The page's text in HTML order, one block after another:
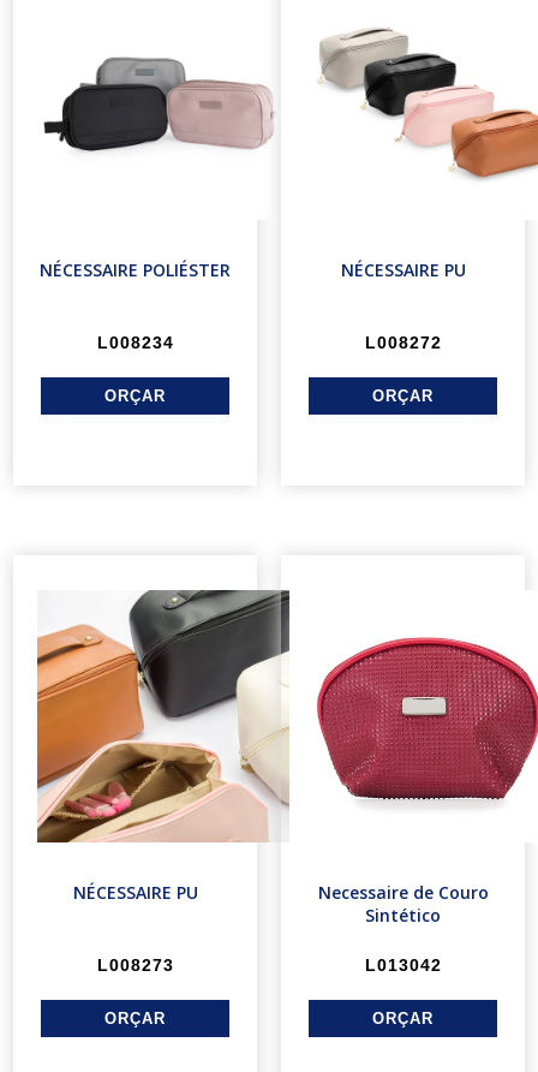
NÉCESSAIRE POLIÉSTER
L008234
NÉCESSAIRE PU
L008272
NÉCESSAIRE PU
L008273
Necessaire de Couro
Sintético
L013042